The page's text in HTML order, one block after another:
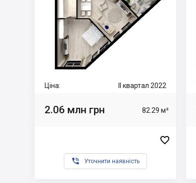
Ціна: II квартал 2022
2.06 млн грн 82.29 м²

 Уточнити наявність